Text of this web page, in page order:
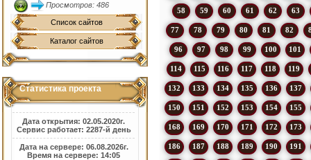
Просмотров: 486
Список сайтов
Каталог сайтов
Статистика проекта
Дата открытия: 02.05.2020г.
Сервис работает: 2287-й день
Дата на сервере: 06.08.2026г.
Время на сервере: 14:05
58 59 60 61 62 63
77 78 79 80 81 82
96 97 98 99 100 101
114 115 116 117 118 119
132 133 134 135 136 137
150 151 152 153 154 155
168 169 170 171 172 173
186 187 188 189 190 191